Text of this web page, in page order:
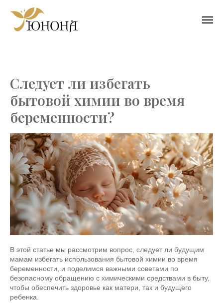
Следует ли избегать
бытовой химии во время
беременности?
В этой статье мы рассмотрим вопрос, следует ли будущим
мамам избегать использования бытовой химии во время
беременности, и поделимся важными советами по
безопасному обращению с химическими средствами в быту,
чтобы обеспечить здоровье как матери, так и будущего
ребенка.